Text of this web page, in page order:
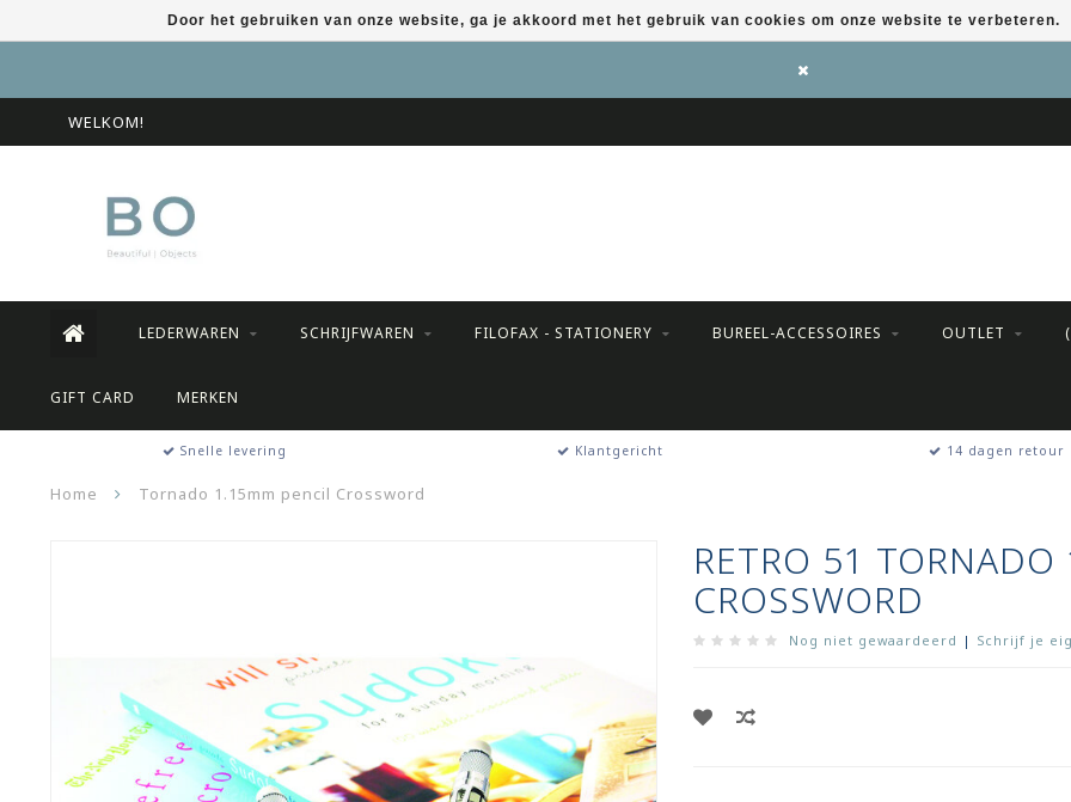
WELKOM!
LEDERWAREN SCHRIJFWAREN FILOFAX - STATIONERY BUREEL-ACCESSOIRES OUTLET
GIFT CARD MERKEN
Snelle levering Klantgericht 14 dagen retour
Home Tornado 1.15mm pencil Crossword
RETRO 51
CROSSWORD
Nog niet gewaardeerd | Schrijf je
Door het gebruiken van onze website, ga je akkoord met het gebruik van cookies om onze website te verbeteren.